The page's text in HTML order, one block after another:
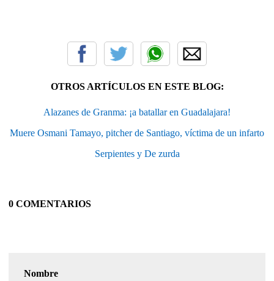
OTROS ARTÍCULOS EN ESTE BLOG:
Alazanes de Granma: ¡a batallar en Guadalajara!
Muere Osmani Tamayo, pitcher de Santiago, víctima de un infarto
Serpientes y De zurda
0 COMENTARIOS
Nombre